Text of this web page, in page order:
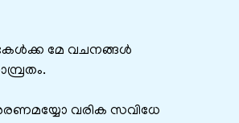
മേ വചനങ്ങൾ
വരിക സവിധേ